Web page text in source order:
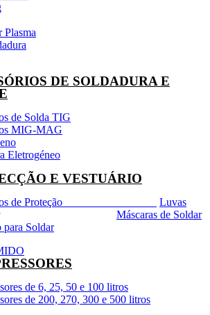
Plasma
DE SOLDADURA E
de Solda TIG
MIG-MAG
Eletrogéneo
E VESTUÁRIO
de Proteção
Luvas
Máscaras de Soldar
para Soldar
de 6, 25, 50 e 100 litros
de 200, 270, 300 e 500 litros